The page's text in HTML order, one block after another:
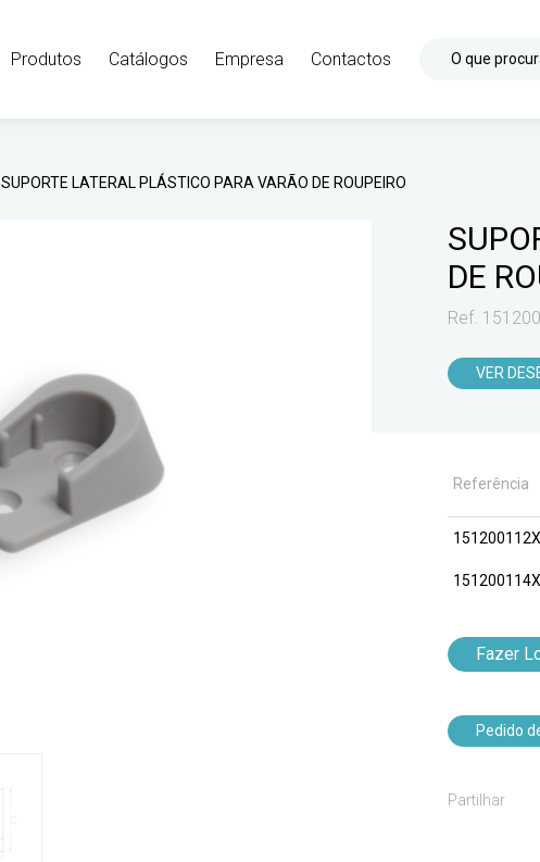
Produtos Catálogos Empresa Contactos O que
SUPORTE LATERAL PLÁSTICO PARA VARÃO DE ROUPEIRO
DE
Ref. 151200
VER
Referência
Fazer
Pedido
Partilhar